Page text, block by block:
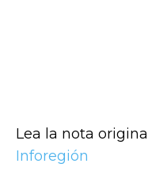
Lea la nota original
Inforegión